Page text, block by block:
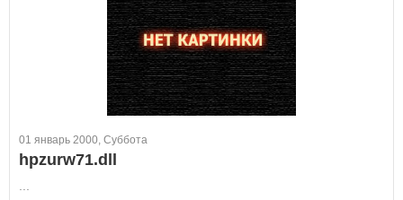
01 январь 2000, Суббота
hpzurw71.dll